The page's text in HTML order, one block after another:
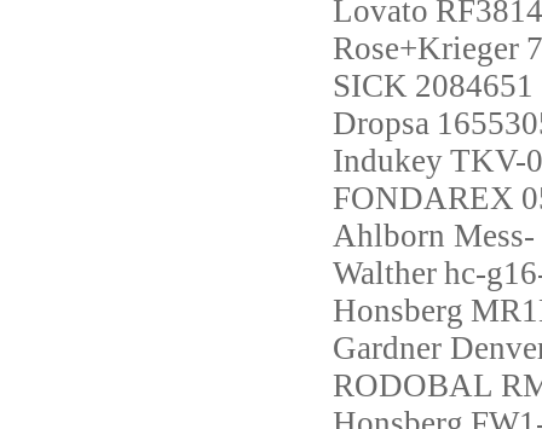
Lovato
Rose+Krieger
SICK 2084651
Dropsa
Indukey TKV-
FONDAREX
Ahlborn
Walther hc-
Honsberg
Gardner
RODOBAL